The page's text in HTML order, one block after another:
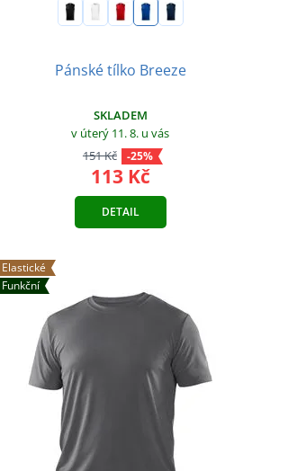
Pánské tílko Breeze
SKLADEM
v úterý 11. 8. u vás
151 Kč
-25%
113 Kč
DETAIL
Elastické
Funkční